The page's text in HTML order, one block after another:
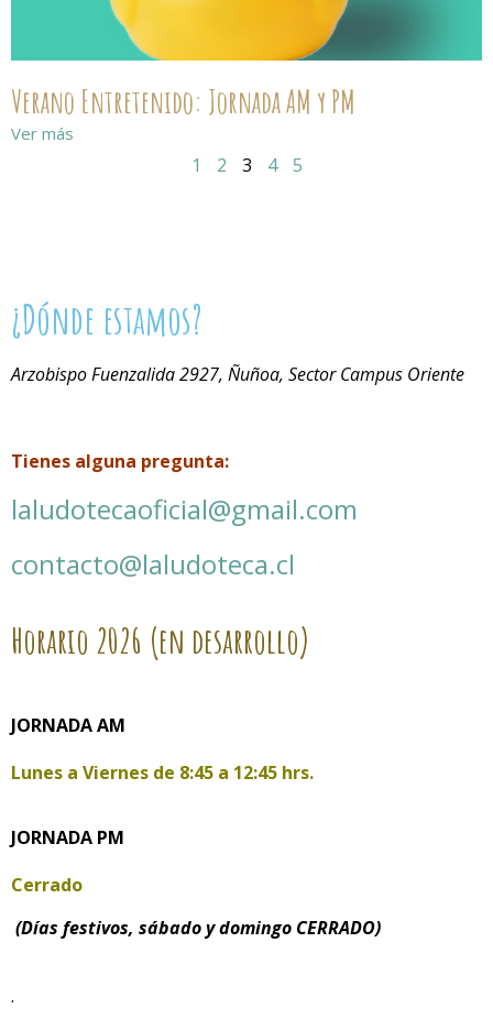
Verano Entretenido: Jornada AM y PM
Ver más
1 2 3 4 5
¿Dónde estamos?
Arzobispo Fuenzalida 2927, Ñuñoa, Sector Campus Oriente
Tienes alguna pregunta:
laludotecaoficial@gmail.com
contacto@laludoteca.cl
Horario 2026 (en desarrollo)
JORNADA AM
Lunes a Viernes de 8:45 a 12:45 hrs.
JORNADA PM
Cerrado
(Días festivos, sábado y domingo CERRADO)
.